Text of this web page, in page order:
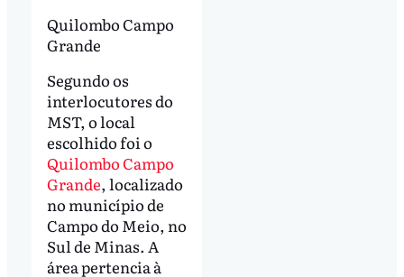
Quilombo Campo
Grande
Segundo os
interlocutores do
MST, o local
escolhido foi o
Quilombo Campo
Grande, localizado
no município de
Campo do Meio, no
Sul de Minas. A
área pertencia à